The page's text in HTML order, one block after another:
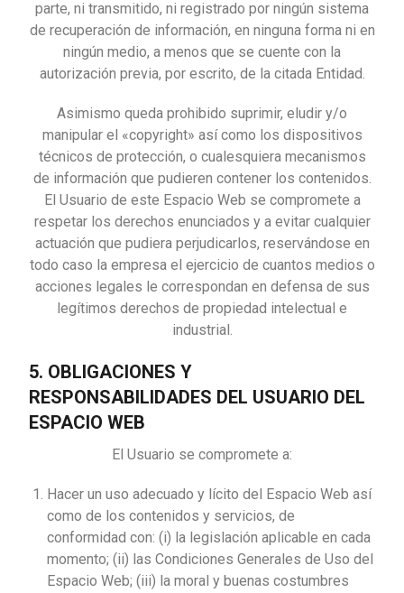
parte, ni transmitido, ni registrado por ningún sistema
de recuperación de información, en ninguna forma ni en
ningún medio, a menos que se cuente con la
autorización previa, por escrito, de la citada Entidad.
Asimismo queda prohibido suprimir, eludir y/o
manipular el «copyright» así como los dispositivos
técnicos de protección, o cualesquiera mecanismos
de información que pudieren contener los contenidos.
El Usuario de este Espacio Web se compromete a
respetar los derechos enunciados y a evitar cualquier
actuación que pudiera perjudicarlos, reservándose en
todo caso la empresa el ejercicio de cuantos medios o
acciones legales le correspondan en defensa de sus
legítimos derechos de propiedad intelectual e
industrial.
5. OBLIGACIONES Y
RESPONSABILIDADES DEL USUARIO DEL
ESPACIO WEB
El Usuario se compromete a:
Hacer un uso adecuado y lícito del Espacio Web así
como de los contenidos y servicios, de
conformidad con: (i) la legislación aplicable en cada
momento; (ii) las Condiciones Generales de Uso del
Espacio Web; (iii) la moral y buenas costumbres